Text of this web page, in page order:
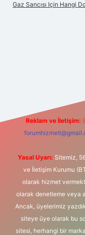
Gaz Sancısı Için Hangi
Reklam ve İletişim:
Yasal Uyarı: Sitemiz,
ve İletişim Kurumu
olarak hizmet
olarak denetleme veya
Ancak, üyelerimiz
siteye üye olarak bu
sitesi, herhangi bir